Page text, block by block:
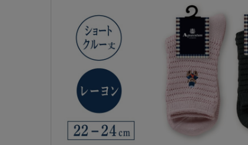
- 無地タイツ
- 柄タイツ
- ひざ下丈タイツ
- 着圧タイツ
ソックス・靴下
レギンス・スパッツ
- ガー
肌着
- 長袖
- タン
- カッ
レッグウエア
ソックス・靴下
インナ
メン
レッグウエア
タイツ
インナ
ブラ
- パンティ部レスストッキング
タイツ
- 無地タイツ
- 柄タイツ
- ひざ下丈タイツ
- 着圧タイツ
ソックス・靴下
レギンス・スパッツ
ショーツ
- レギュラーショーツ
- サニタリーショーツ
- ガードル・補正ショーツ
肌着・インナー
- 長袖（七分袖以上）
- タンクトップ
- カップ付きインナー
アクティブ・スポーツ
- スポーツブラ
- スポーツトップス
- スポーツボトムス
雑貨・小物
スニーカー丈・くるぶし丈ソックス
ハイソックス
メンズパンツ
ボクサー
トランクス
Tバック・ビキニ
肌着・インナー
ライフスタイルウェア
ボトムス
トップス
クルー・レギュラー丈ソックス
スニーカー丈・くるぶし丈ソックス
ハイソックス
スクールソックス
ブラジャー
ノンワイヤーブラ
ワイヤーブラ
スポーツブラ
ショーツ
レギュラーショーツ
サニタリーショーツ
ボクサー